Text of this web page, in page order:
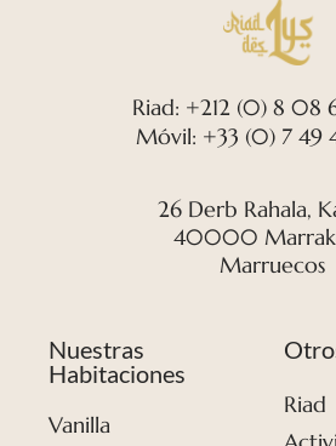
Riad: +212 (0) 8 08
Móvil: +33 (0) 7 49
26 Derb Rahala,
40000
Marruecos
Nuestras
Habitaciones
Vanilla
Riad